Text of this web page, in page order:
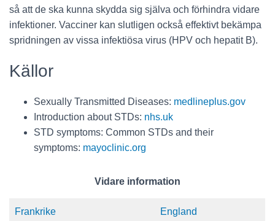
så att de ska kunna skydda sig själva och förhindra vidare
infektioner. Vacciner kan slutligen också effektivt bekämpa
spridningen av vissa infektiösa virus (HPV och hepatit B).
Källor
Sexually Transmitted Diseases: medlineplus.gov
Introduction about STDs: nhs.uk
STD symptoms: Common STDs and their
symptoms: mayoclinic.org
Vidare information
Frankrike England